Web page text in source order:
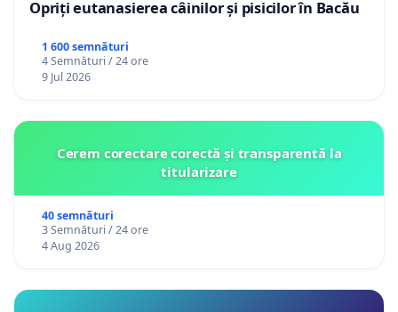
Opriți eutanasierea câinilor și pisicilor în Bacău
1 600 semnături
4 Semnături / 24 ore
9 Jul 2026
Cerem corectare corectă și transparentă la
titularizare
40 semnături
3 Semnături / 24 ore
4 Aug 2026